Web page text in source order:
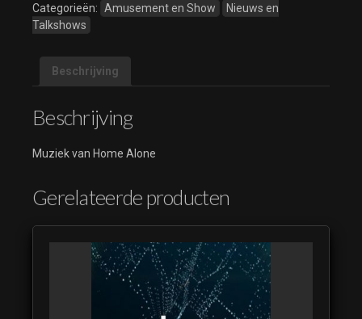
Home Alone 08
(luistervoorbeeld)
Home Alone 09
(luistervoorbeeld)
(luistervoorbeeld)
(luistervoorbeeld)
Categorieën: Amusement en Show
Nieuws en
Talkshows
Beschrijving
Beschrijving
Muziek van Home Alone
Gerelateerde producten